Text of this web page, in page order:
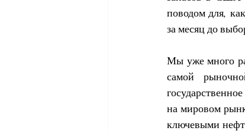
поводом для,
за месяц до
Мы уже много
самой
на мировом
ключевыми